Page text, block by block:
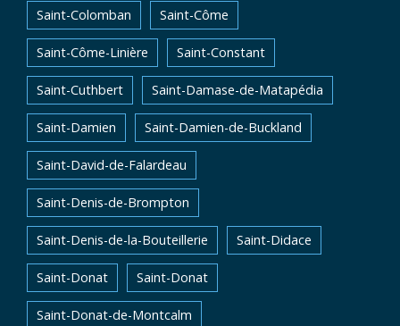
Saint-Colomban Saint-Côme
Saint-Côme-Linière Saint-Constant
Saint-Cuthbert Saint-Damase-de-Matapédia
Saint-Damien Saint-Damien-de-Buckland
Saint-David-de-Falardeau
Saint-Denis-de-Brompton
Saint-Denis-de-la-Bouteillerie Saint-Didace
Saint-Donat Saint-Donat
Saint-Donat-de-Montcalm